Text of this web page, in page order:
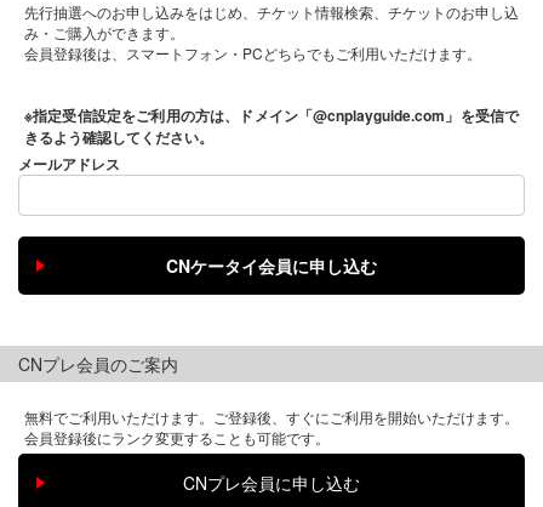
先行抽選へのお申し込みをはじめ、チケット情報検索、チケットのお申し込
み・ご購入ができます。
会員登録後は、スマートフォン・PCどちらでもご利用いただけます。
※指定受信設定をご利用の方は、ドメイン「@cnplayguide.com」を受信で
きるよう確認してください。
メールアドレス
CNプレ会員のご案内
無料でご利用いただけます。ご登録後、すぐにご利用を開始いただけます。
会員登録後にランク変更することも可能です。